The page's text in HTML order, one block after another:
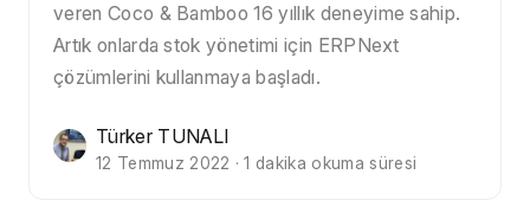
veren Coco & Bamboo 16 yıllık deneyime sahip.
Artık onlarda stok yönetimi için ERPNext
çözümlerini kullanmaya başladı.
Türker TUNALI
12 Temmuz 2022 · 1 dakika okuma süresi